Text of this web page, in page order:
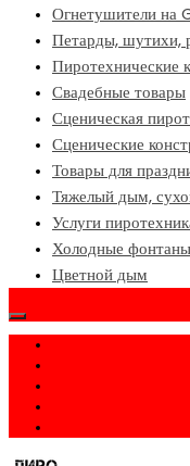
Огнетушители
Петарды, шутихи,
Пиротехнические
Свадебные товары
Сценическая
Сценические
Товары для
Тяжелый дым,
Услуги
Холодные фонтаны
Цветной дым